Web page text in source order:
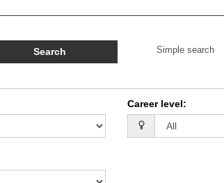
Search Simple search
Career level: